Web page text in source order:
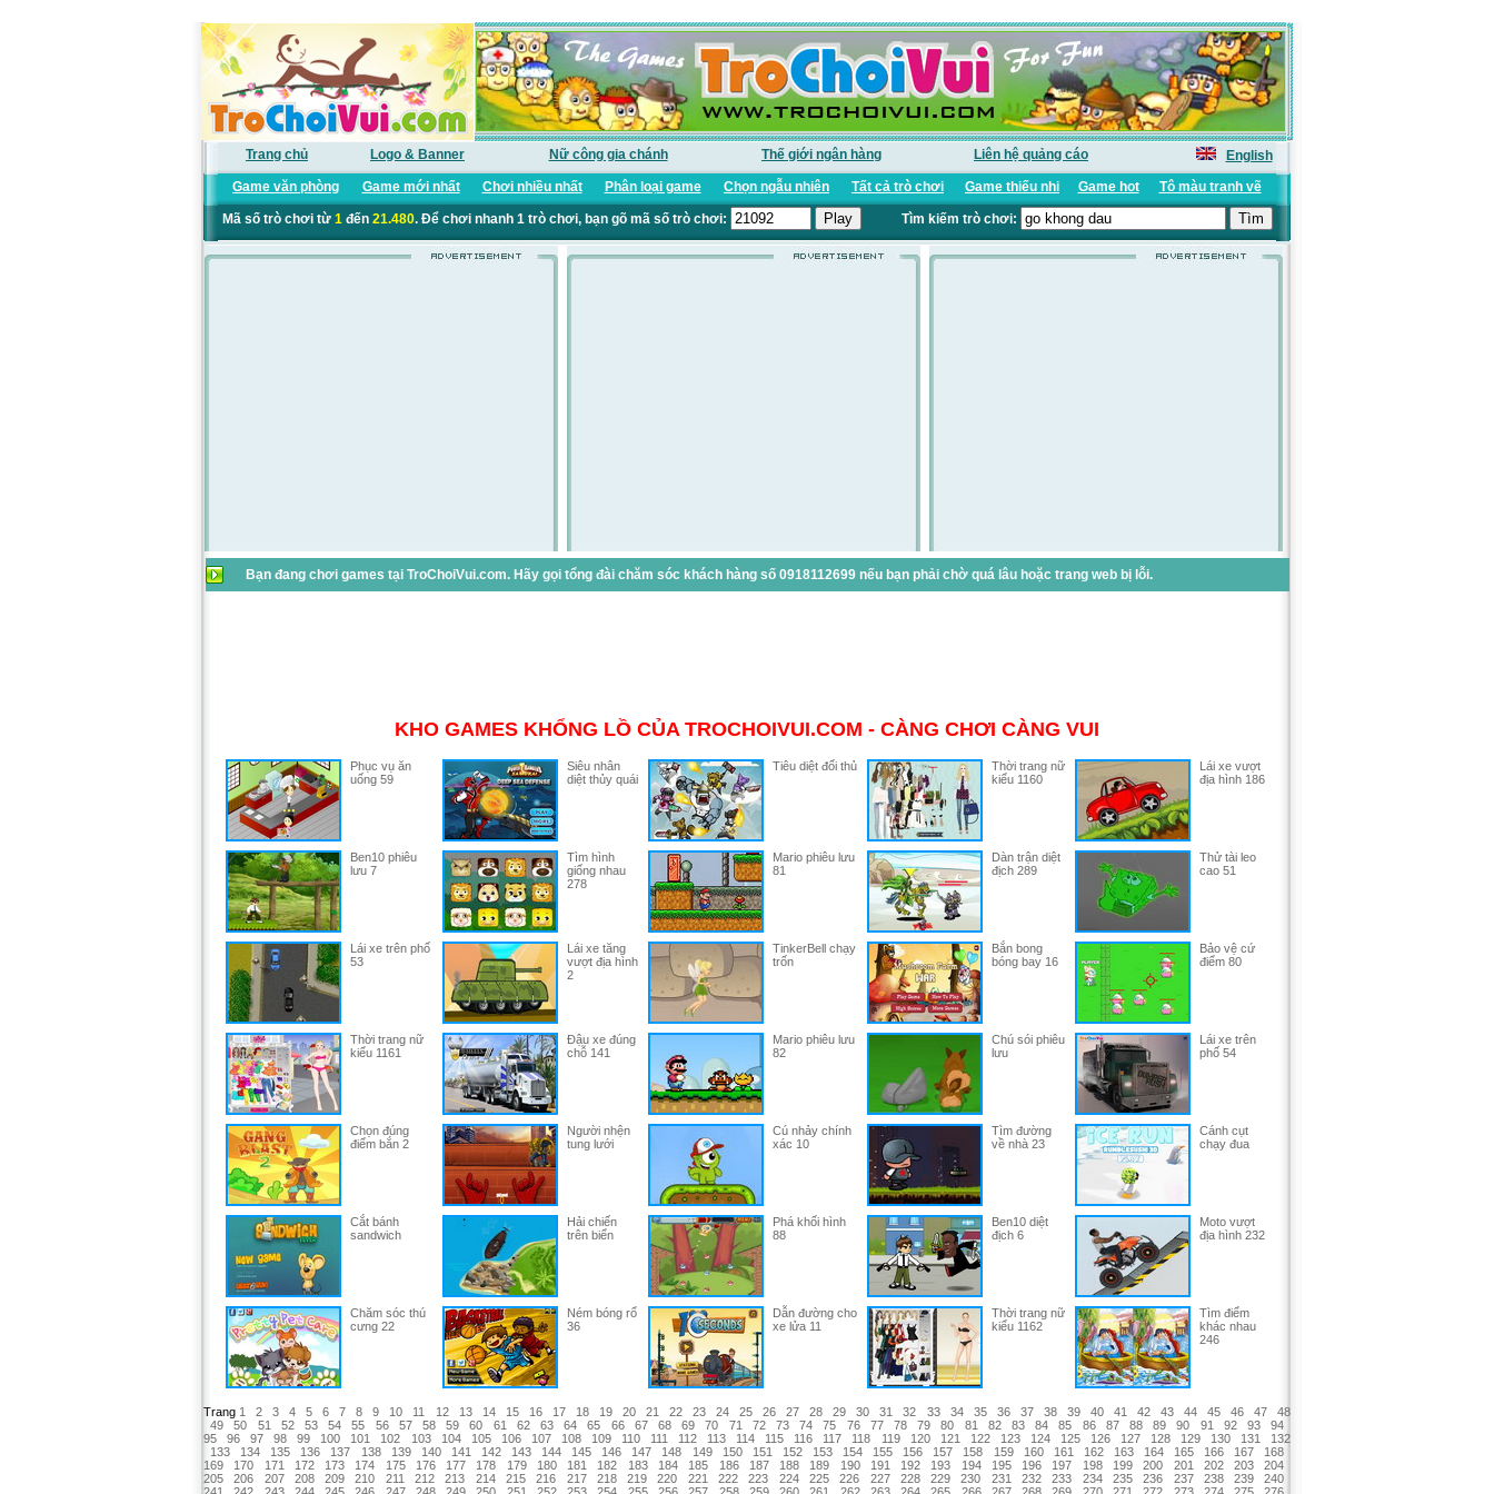
Trang chủ Logo & Banner Nữ công gia chánh Thế giới ngân hàng Liên hệ quảng cáo
English
Game văn phòng
Game mới nhất Chơi nhiều nhất Phân loại game Chọn ngẫu nhiên Tất cả trò chơi Game thiếu nhi Game hot Tô màu tranh vẽ
Mã số trò chơi từ 1đến 21.480. Để chơi nhanh 1 trò chơi, bạn gõ mã số trò chơi: Tìm kiếm trò chơi:
Bạn đang chơi games tại TroChoiVui.com. Hãy gọi tổng đài chăm sóc khách hàng số 0918112699 nếu bạn phải chờ quá lâu hoặc trang web bị lỗi.
KHO GAMES KHỔNG LỒ CỦA TROCHOIVUI.COM - CÀNG CHƠI CÀNG VUI
Phục vụ ăn
uống 59
Siêu nhân
diệt thủy quái
Tiêu diệt đối thủ
Thời trang nữ
kiểu 1160
Lái xe vượt
địa hình 186
Ben10 phiêu
lưu 7
Tìm hình
giống nhau
278
Mario phiêu lưu
81
Dàn trận diệt
địch 289
Thử tài leo
cao 51
Lái xe trên phố
53
Lái xe tăng
vượt địa hình
2
TinkerBell chạy
trốn
Bắn bong
bóng bay 16
Bảo vệ cứ
điểm 80
Thời trang nữ
kiểu 1161
Đậu xe đúng
chỗ 141
Mario phiêu lưu
82
Chú sói phiêu
lưu
Lái xe trên
phố 54
Chọn đúng
điểm bắn 2
Người nhện
tung lưới
Cú nhảy chính
xác 10
Tìm đường
về nhà 23
Cánh cụt
chạy đua
Cắt bánh
sandwich
Hải chiến
trên biển
Phá khối hình
88
Ben10 diệt
địch 6
Moto vượt
địa hình 232
Chăm sóc thú
cưng 22
Ném bóng rổ
36
Dẫn đường cho
xe lửa 11
Thời trang nữ
kiểu 1162
Tìm điểm
khác nhau
246
Trang 1 2 3 4 5 6 7 8 9 10 11 12 13 14 15 16 17 18 19 20 21 22 23 24 25 26 27 28 29 30 31 32 33 34 35 36 37 38 39 40 41 42 43 44 45 46 47
48
49
50 51 52 53 54 55 56 57 58 59 60 61 62 63 64 65 66 67 68 69 70 71 72 73 74 75 76 77 78 79 80 81 82 83 84 85 86 87 88 89 90 91 92 93
94
95
96 97 98 99 100 101 102 103 104 105 106 107 108 109 110 111 112 113 114 115 116 117 118 119 120 121 122 123 124 125 126 127 128 129 130 131
132
133
134 135 136 137 138 139 140 141 142 143 144 145 146 147 148 149 150 151 152 153 154 155 156 157 158 159 160 161 162 163 164 165 166 167
168
169
170 171 172 173 174 175 176 177 178 179 180 181 182 183 184 185 186 187 188 189 190 191 192 193 194 195 196 197 198 199 200 201 202 203
204
205
206 207 208 209 210 211 212 213 214 215 216 217 218 219 220 221 222 223 224 225 226 227 228 229 230 231 232 233 234 235 236 237 238 239
240